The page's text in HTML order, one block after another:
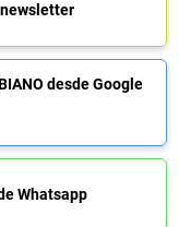
desde Google
Whatsapp